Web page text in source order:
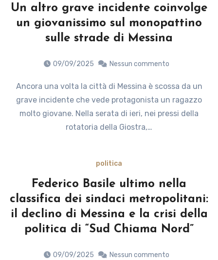
Un altro grave incidente coinvolge
un giovanissimo sul monopattino
sulle strade di Messina
09/09/2025 Nessun commento
Ancora una volta la città di Messina è scossa da un
grave incidente che vede protagonista un ragazzo
molto giovane. Nella serata di ieri, nei pressi della
rotatoria della Giostra,…
politica
Federico Basile ultimo nella
classifica dei sindaci metropolitani:
il declino di Messina e la crisi della
politica di “Sud Chiama Nord”
09/09/2025 Nessun commento